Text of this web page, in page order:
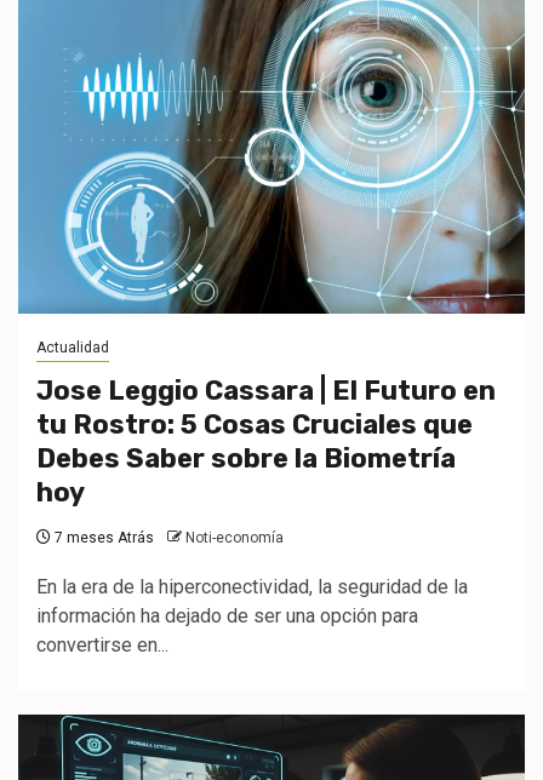
Actualidad
Jose Leggio Cassara | El Futuro en
tu Rostro: 5 Cosas Cruciales que
Debes Saber sobre la Biometría
hoy
7 meses Atrás Noti-economía
En la era de la hiperconectividad, la seguridad de la
información ha dejado de ser una opción para
convertirse en...